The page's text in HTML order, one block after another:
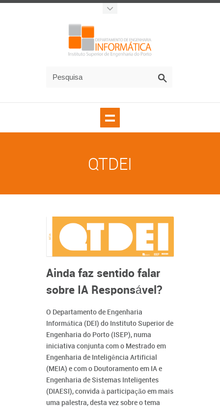
QTDEI
Ainda faz sentido falar
sobre IA Responsável?
O Departamento de Engenharia
Informática (DEI) do Instituto Superior de
Engenharia do Porto (ISEP), numa
iniciativa conjunta com o Mestrado em
Engenharia de Inteligência Artificial
(MEIA) e com o Doutoramento em IA e
Engenharia de Sistemas Inteligentes
(DIAESI), convida à participação em mais
uma palestra, desta vez sobre o tema